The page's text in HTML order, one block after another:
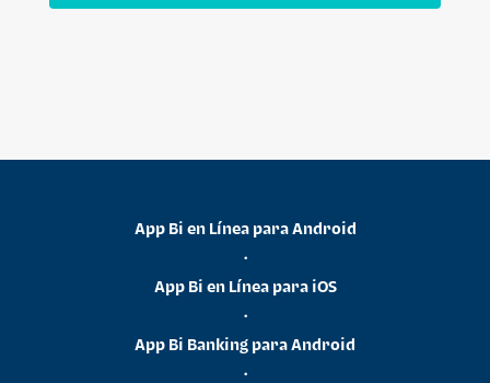
App Bi en Línea para Android
•
App Bi en Línea para iOS
•
App Bi Banking para Android
•